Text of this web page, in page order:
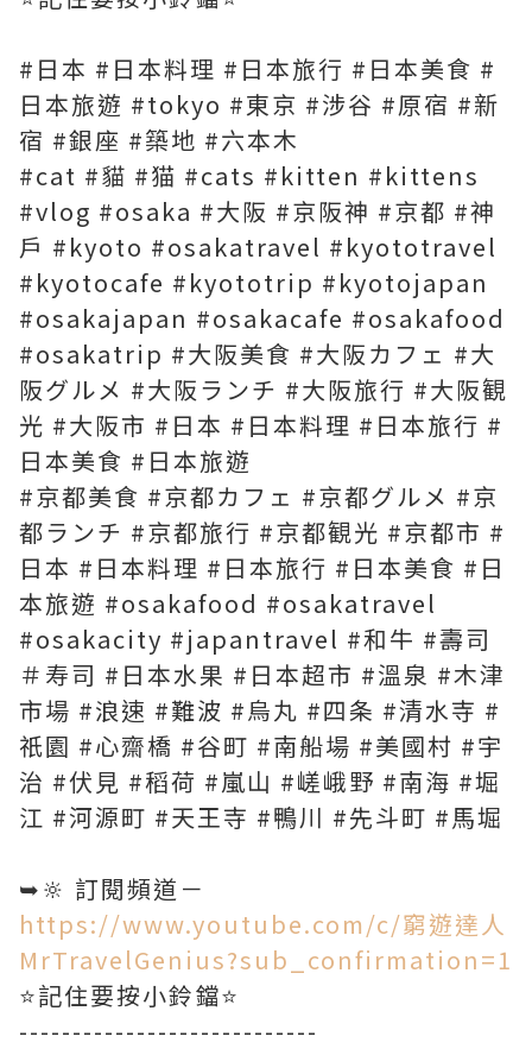
#日本 #日本料理 #日本旅行 #日本美食 #
日本旅遊 #tokyo #東京 #涉谷 #原宿 #新
宿 #銀座 #築地 #六本木
#cat #貓 #猫 #cats #kitten #kittens
#vlog #osaka #大阪 #京阪神 #京都 #神
戶 #kyoto #osakatravel #kyototravel
#kyotocafe #kyototrip #kyotojapan
#osakajapan #osakacafe #osakafood
#osakatrip #大阪美食 #大阪カフェ #大
阪グルメ #大阪ランチ #大阪旅行 #大阪観
光 #大阪市 #日本 #日本料理 #日本旅行 #
日本美食 #日本旅遊
#京都美食 #京都カフェ #京都グルメ #京
都ランチ #京都旅行 #京都観光 #京都市 #
日本 #日本料理 #日本旅行 #日本美食 #日
本旅遊 #osakafood #osakatravel
#osakacity #japantravel #和牛 #壽司
＃寿司 #日本水果 #日本超市 #溫泉 #木津
市場 #浪速 #難波 #烏丸 #四条 #清水寺 #
祇園 #心齋橋 #谷町 #南船場 #美國村 #宇
治 #伏見 #稻荷 #嵐山 #嵯峨野 #南海 #堀
江 #河源町 #天王寺 #鴨川 #先斗町 #馬堀
➥🔆 訂閱頻道－
https://www.youtube.com/c/窮遊達人
MrTravelGenius?sub_confirmation=1
⭐️記住要按小鈴鐺⭐️
----------------------------